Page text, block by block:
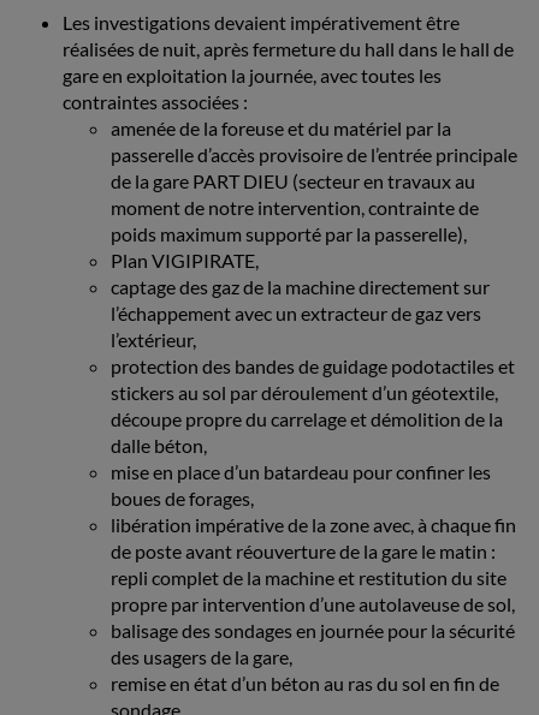
Les investigations devaient impérativement être
réalisées de nuit, après fermeture du hall dans le hall de
gare en exploitation la journée, avec toutes les
contraintes associées :
amenée de la foreuse et du matériel par la
passerelle d’accès provisoire de l’entrée principale
de la gare PART DIEU (secteur en travaux au
moment de notre intervention, contrainte de
poids maximum supporté par la passerelle),
Plan VIGIPIRATE,
captage des gaz de la machine directement sur
l’échappement avec un extracteur de gaz vers
l’extérieur,
protection des bandes de guidage podotactiles et
stickers au sol par déroulement d’un géotextile,
découpe propre du carrelage et démolition de la
dalle béton,
mise en place d’un batardeau pour confiner les
boues de forages,
libération impérative de la zone avec, à chaque fin
de poste avant réouverture de la gare le matin :
repli complet de la machine et restitution du site
propre par intervention d’une autolaveuse de sol,
balisage des sondages en journée pour la sécurité
des usagers de la gare,
remise en état d’un béton au ras du sol en fin de
sondage.